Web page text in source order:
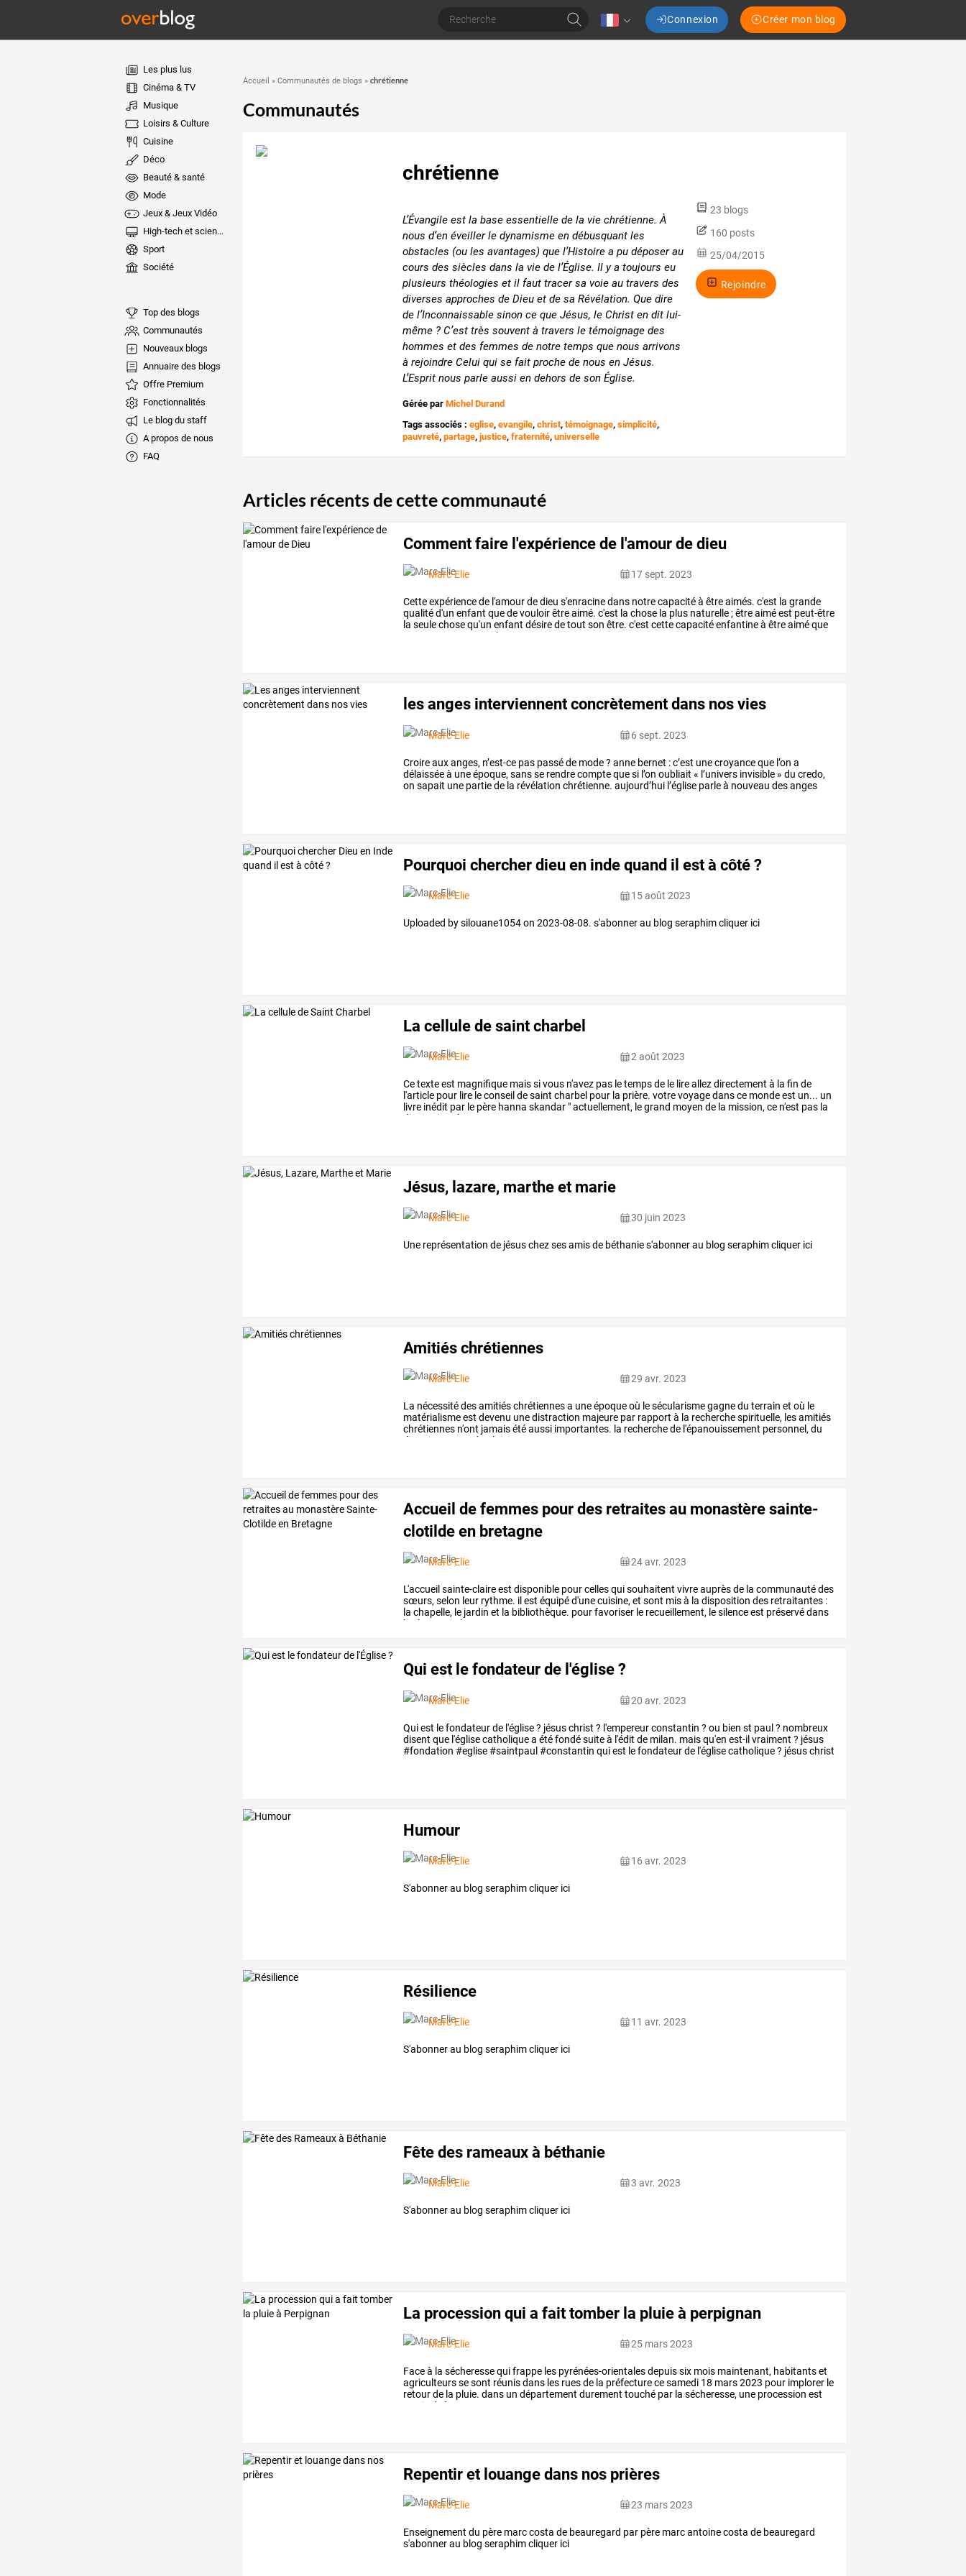
Connexion Créer mon blog
Les plus lus
Cinéma & TV
Musique
Loisirs & Culture
Cuisine
Déco
Beauté & santé
Mode
Jeux & Jeux Vidéo
High-tech et sciences
Sport
Société
Top des blogs
Communautés
Nouveaux blogs
Annuaire des blogs
Offre Premium
Fonctionnalités
Le blog du staff
A propos de nous
FAQ
Accueil » Communautés de blogs » chrétienne
Communautés
chrétienne
L’Évangile est la base essentielle de la vie chrétienne. À
nous d’en éveiller le dynamisme en débusquant les
obstacles (ou les avantages) que l’Histoire a pu déposer au
cours des siècles dans la vie de l’Église. Il y a toujours eu
plusieurs théologies et il faut tracer sa voie au travers des
diverses approches de Dieu et de sa Révélation. Que dire
de l’Inconnaissable sinon ce que Jésus, le Christ en dit lui-
même ? C’est très souvent à travers le témoignage des
hommes et des femmes de notre temps que nous arrivons
à rejoindre Celui qui se fait proche de nous en Jésus.
L’Esprit nous parle aussi en dehors de son Église.
Gérée parMichel Durand
Tags associés : eglise,evangile,christ,témoignage,simplicité,
pauvreté,partage,justice,fraternité,universelle
23 blogs
160 posts
25/04/2015
Rejoindre
Articles récents de cette communauté
Comment faire l'expérience de l'amour de dieu
Marc-Elie 17 sept. 2023
Cetteexpériencede l'amourdedieu s'enracinedans notrecapacitéà êtreaimés. c'est la grande
qualitéd'un enfant quedevouloirêtreaimé. c'est la chose la plus naturelle;êtreaiméest peut-être
la seulechosequ'un enfant désiredetout son être. c'est cettecapacitéenfantineà êtreaiméque
la
les anges interviennent concrètement dans nos vies
Marc-Elie 6 sept. 2023
Croire aux anges, n’est-ce pas passé de mode ? anne bernet : c’est une croyance que l’on a
délaissée à une époque, sans se rendre compte que si l’on oubliait « l’univers invisible » du credo,
on sapait une partie de la révélation chrétienne. aujourd’hui l’église parle à nouveau des anges
Pourquoi chercher dieu en inde quand il est à côté ?
Marc-Elie 15 août 2023
Uploaded by silouane1054 on 2023-08-08. s'abonner au blog seraphim cliquer ici
La cellule de saint charbel
Marc-Elie 2 août 2023
Cetexteest magnifique maissivous n'avez pas letempsde le lireallezdirectement à la fin de
l'article pour lire leconseil desaint charbel pour la prière. votrevoyagedansce mondeest un... un
livre inédit par le père hanna skandar "actuellement, legrand moyen de la mission,ce n'est pas la
discussion
les
Jésus, lazare, marthe et marie
Marc-Elie 30 juin 2023
Une représentation de jésus chez ses amis de béthanie s'abonner au blog seraphim cliquer ici
Amitiés chrétiennes
Marc-Elie 29 avr. 2023
La nécessitédesamitiéschrétiennesa uneépoqueoù lesécularismegagnedu terrain et où le
matérialismeest devenu unedistraction majeure par rapport à la recherchespirituelle, lesamitiés
chrétiennes n'ont jamaisétéaussi importantes. la recherchede l'épanouissement personnel, du
divertissement,
du plaisir
Accueil de femmes pour des retraites au monastère sainte-
clotilde en bretagne
Marc-Elie 24 avr. 2023
L'accueil sainte-claireest disponible pourcellesquisouhaitent vivreauprèsde la communautédes
sœurs, selon leur rythme. il est équipéd'unecuisine, et sont misà la disposition des retraitantes :
la chapelle, le jardin et la bibliothèque. pourfavoriser le recueillement, lesilenceest préservédans
les
locaux le
Qui est le fondateur de l'église ?
Marc-Elie 20 avr. 2023
Quiest lefondateurde l'église? jésuschrist ? l'empereurconstantin ? ou bien st paul ? nombreux
disent que l'églisecatholiquea étéfondésuiteà l'édit de milan. maisqu'en est-il vraiment ? jésus
#fondation #eglise#saintpaul #constantin quiest lefondateurde l'églisecatholique? jésuschrist
Humour
Marc-Elie 16 avr. 2023
S'abonner au blog seraphim cliquer ici
Résilience
Marc-Elie 11 avr. 2023
S'abonner au blog seraphim cliquer ici
Fête des rameaux à béthanie
Marc-Elie 3 avr. 2023
S'abonner au blog seraphim cliquer ici
La procession qui a fait tomber la pluie à perpignan
Marc-Elie 25 mars 2023
Faceà la sécheressequifrappe les pyrénées-orientalesdepuissix mois maintenant, habitantset
agriculteurssesont réunisdans les ruesde la préfecturecesamedi 18 mars2023 pour implorer le
retourde la pluie. dans un département durement touché par la sécheresse, une procession est
partie
de la
Repentir et louange dans nos prières
Marc-Elie 23 mars 2023
Enseignement du père marc costa de beauregard par père marc antoine costa de beauregard
s'abonner au blog seraphim cliquer ici